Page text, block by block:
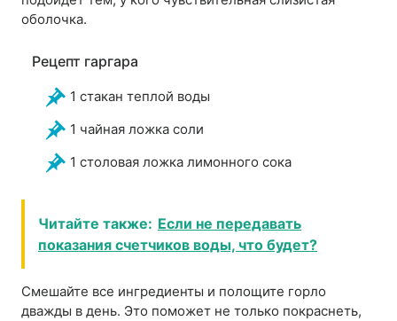
оболочка.
Рецепт гаргара
1 стакан теплой воды
1 чайная ложка соли
1 столовая ложка лимонного сока
Читайте также: Если не передавать
показания счетчиков воды, что будет?
Смешайте все ингредиенты и полощите горло
дважды в день. Это поможет не только покраснеть,